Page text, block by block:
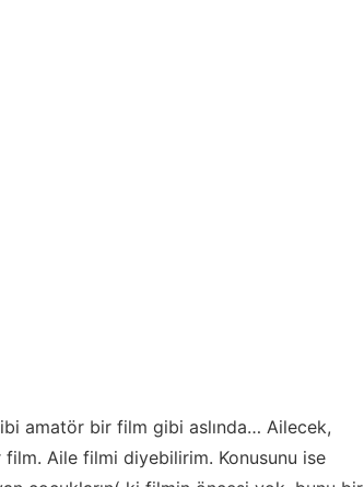
amatör bir film gibi aslında… Ailecek,
Aile filmi diyebilirim. Konusunu ise